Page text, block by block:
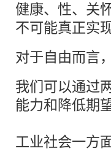
健康、性、关
不可能真正实现
对于自由而言
我们可以通过
能力和降低期
工业社会一方